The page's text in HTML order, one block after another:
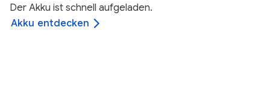
Der Akku ist schnell aufgeladen.
Akku entdecken